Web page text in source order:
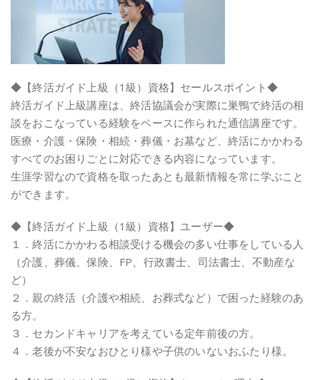
◆【終活ガイド上級（1級）資格】セールスポイント◆
終活ガイド上級講座は、終活協議会が実際に巣鴨で終活の相
談をおこなっている経験をベースに作られた通信講座です。
医療・介護・保険・相続・葬儀・お墓など、終活にかかわる
すべてのお困りごとに対応できる内容になっています。
生涯学習なので資格を取ったあとも最新情報を常に学ぶこと
ができます。
◆【終活ガイド上級（1級）資格】ユーザー◆
１．終活にかかわる相談受ける機会の多い仕事をしている人
（介護、葬儀、保険、FP、行政書士、司法書士、不動産な
ど）
２．親の終活（介護や相続、お葬式など）で困った経験のあ
る方。
３．セカンドキャリアを考えている定年前後の方。
４．老後が不安なおひとり様や子供のいないおふたり様。